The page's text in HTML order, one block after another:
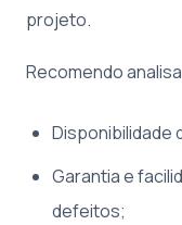
projeto.
Recomendo
Disponibilidade
Garantia e
defeitos;